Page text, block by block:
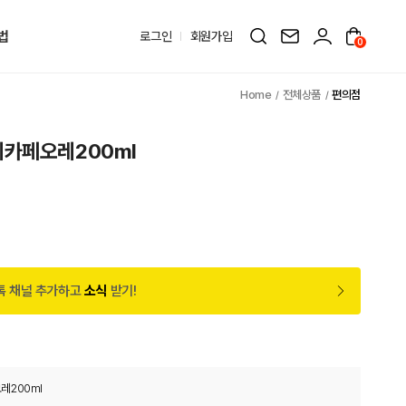
로그인 회원가입 0
전체상품 편의점
카페오레200ml
채널 추가하고소식 받기!
레200ml